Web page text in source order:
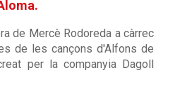
de Mercè Rodoreda a càrrec
de les cançons d'Alfons de
per la companyia Dagoll